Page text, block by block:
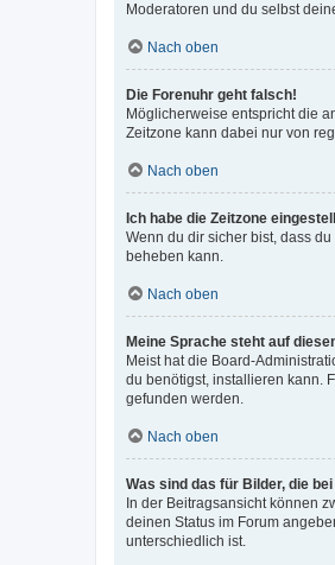
Moderatoren und du selbst
Nach oben
Die Forenuhr geht falsch!
Möglicherweise entspricht die
Zeitzone kann dabei nur von
Nach oben
Ich habe die Zeitzone
Wenn du dir sicher bist, dass
beheben kann.
Nach oben
Meine Sprache steht auf
Meist hat die Board-
du benötigst, installieren kann.
gefunden werden.
Nach oben
Was sind das für Bilder, die
In der Beitragsansicht können
deinen Status im Forum
unterschiedlich ist.